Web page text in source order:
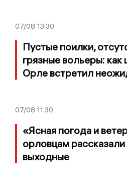
07/08 13:30
Пустые поилки,
грязные вольеры:
Орле встретил
07/08 11:30
«Ясная погода и
орловцам
выходные